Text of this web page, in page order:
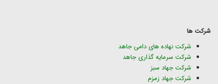
شرکت ها
شرکت نهاده های دامی جاهد
شرکت سرمایه گذاری جاهد
شرکت جهاد سبز
شرکت جهاد زمزم